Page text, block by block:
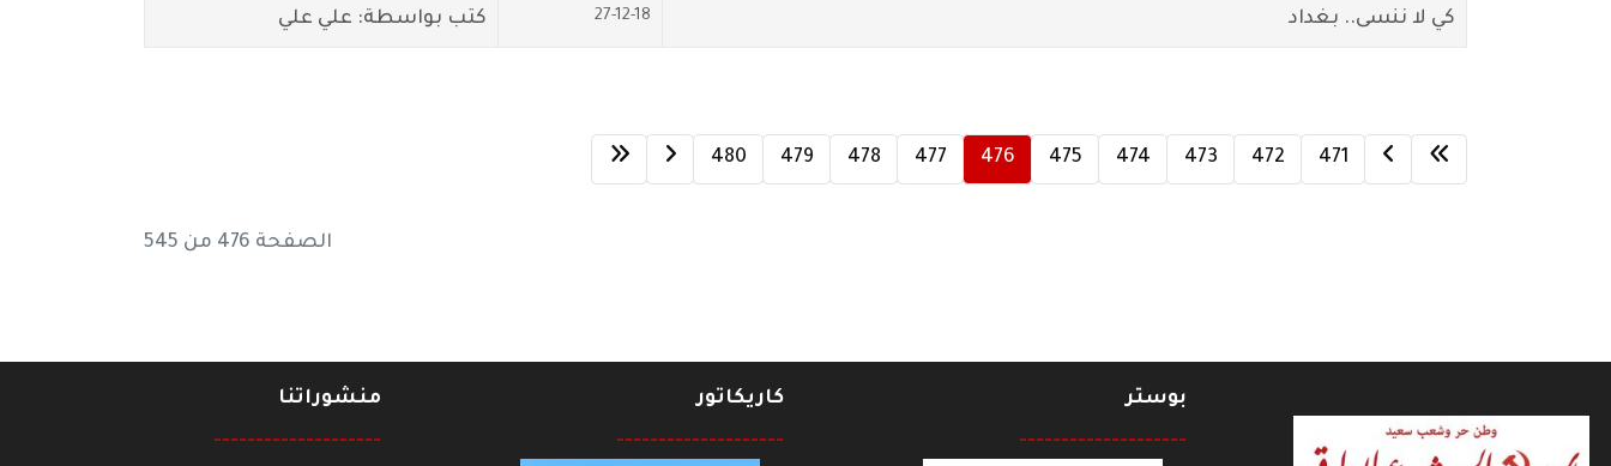
كي لا ننسى.. بغداد 27-12-18 كتب بواسطة: علي علي
471
472
473
474
475
476
477
478
479
480
الصفحة 476 من 545
بوستر
--------------------
كاريكاتور
--------------------
منشوراتنا
--------------------